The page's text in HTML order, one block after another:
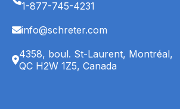
1-877-745-4231
info@schreter.com
4358, boul. St-Laurent, Montréal,
QC H2W 1Z5, Canada